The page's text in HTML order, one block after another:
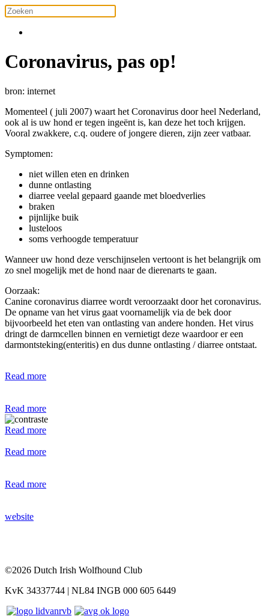
Coronavirus, pas op!
bron: internet
Momenteel ( juli 2007) waart het Coronavirus door heel Nederland,
ook al is uw hond er tegen ingeënt is, kan deze het toch krijgen.
Vooral zwakkere, c.q. oudere of jongere dieren, zijn zeer vatbaar.
Symptomen:
niet willen eten en drinken
dunne ontlasting
diarree veelal gepaard gaande met bloedverlies
braken
pijnlijke buik
lusteloos
soms verhoogde temperatuur
Wanneer uw hond deze verschijnselen vertoont is het belangrijk om
zo snel mogelijk met de hond naar de dierenarts te gaan.
Oorzaak:
Canine coronavirus diarree wordt veroorzaakt door het coronavirus.
De opname van het virus gaat voornamelijk via de bek door
bijvoorbeeld het eten van ontlasting van andere honden. Het virus
dringt de darmcellen binnen en vernietigt deze waardoor er een
darmontsteking(enteritis) en dus dunne ontlasting / diarree ontstaat.
Read more
Read more
Read more
Read more
Read more
website
©2026 Dutch Irish Wolfhound Club
KvK 34337744 | NL84 INGB 000 605 6449